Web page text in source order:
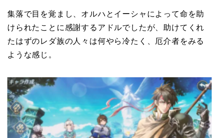
集落で目を覚まし、オルハとイーシャによって命を助
けられたことに感謝するアドルでしたが、助けてくれ
たはずのレダ族の人々は何やら冷たく、厄介者をみる
ような感じ。